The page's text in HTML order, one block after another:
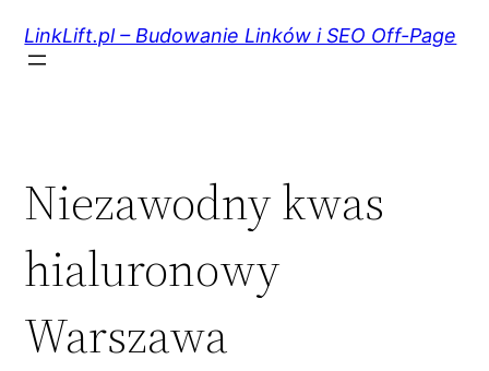
treści
LinkLift.pl – Budowanie Linków i SEO Off-Page
Niezawodny kwas
hialuronowy
Warszawa